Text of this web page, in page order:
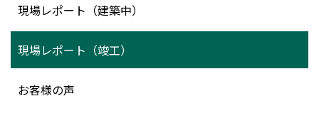
現場レポート（建築中）
現場レポート（竣工）
お客様の声